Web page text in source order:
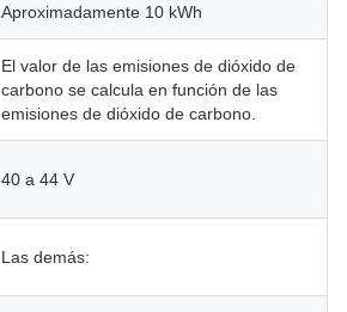
Aproximadamente 10 kWh
El valor de las emisiones de dióxido de
carbono se calcula en función de las
emisiones de dióxido de carbono.
40 a 44 V
Las demás: